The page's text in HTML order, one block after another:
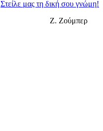
Στείλε μας τη δική σου γνώμη!
Ζ. Ζούμπερ